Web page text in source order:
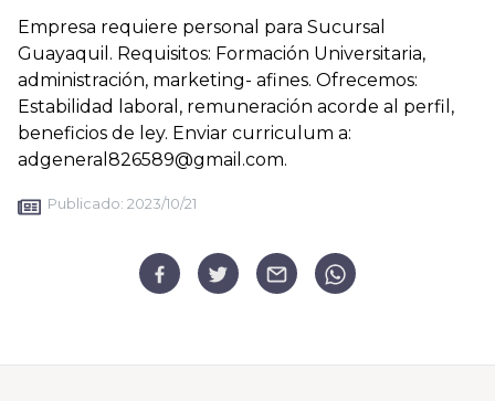
Empresa requiere personal para Sucursal
Guayaquil. Requisitos: Formación Universitaria,
administración, marketing- afines. Ofrecemos:
Estabilidad laboral, remuneración acorde al perfil,
beneficios de ley. Enviar curriculum a:
adgeneral826589@gmail.com.
Publicado: 2023/10/21